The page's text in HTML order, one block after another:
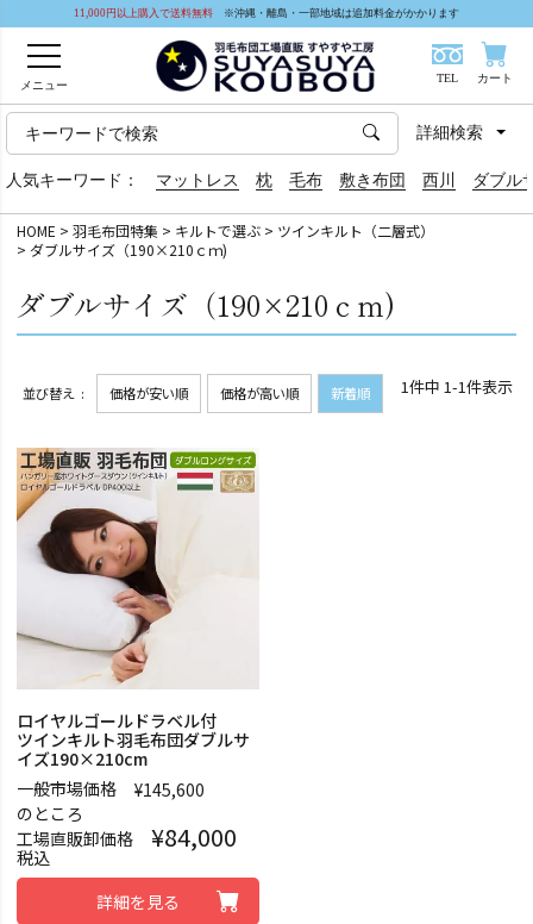
11,000円以上購入で送料無料 ※沖縄・離島・一部地域は追加料金がかかります
メニュー
TEL カート
人気キーワード： マットレス 枕 毛布 敷き布団 西川 ダブル
詳細検索
HOME 羽毛布団特集 キルトで選ぶ
ツインキルト（二層式）
ダブルサイズ（190×210ｃｍ)
ダブルサイズ（190×210ｃｍ)
並び替え 価格が安い順 価格が高い順 新着順 1件中 1-1件表示
ロイヤルゴールドラベル付
ツインキルト羽毛布団ダブルサ
イズ190×210cm
一般市場価格
¥145,600
のところ
工場直販卸価格
¥84,000
税込
詳細を見る